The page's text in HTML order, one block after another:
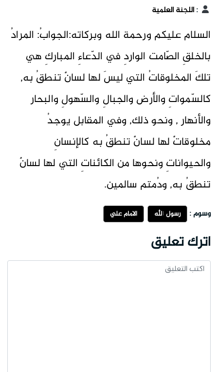
:اللجنة العلمية
السلام عليكم ورحمة الله وبركاته:الجوابُ: المرادُ
بالخلقِ الصّامت الواردِ في الدّعاءِ المباركِ هي
تلكَ المخلوقاتُ التي ليسَ لها لسانٌ تنطقُ به,
كالسّمواتِ والأرض والجبالِ والسّهولِ والبحار
والأنهار , ونحو ذلك, وفي المقابل يوجدُ
مخلوقاتٌ لها لسانٌ تنطقُ به كالإنسانِ
والحيواناتِ ونحوها من الكائناتِ التي لها لسانٌ
تنطقُ به, ودُمتم سالمين.
وسوم : رسول الله الامام علي
اترك تعليق